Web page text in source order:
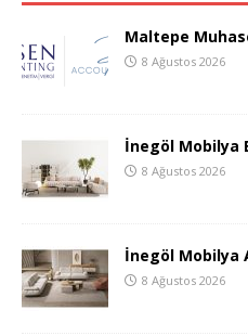
Maltepe
8 Ağustos 2026
İnegöl Mobilya
8 Ağustos 2026
İnegöl Mobilya
8 Ağustos 2026